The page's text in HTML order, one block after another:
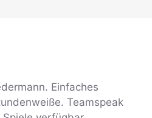
Einfaches
Teamspeak